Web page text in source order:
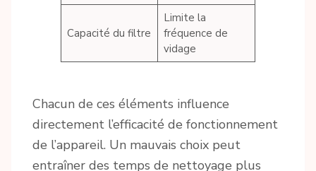
Capacité du filtre
Limite la
fréquence de
vidage
Chacun de ces éléments influence
directement l’efficacité de fonctionnement
de l’appareil. Un mauvais choix peut
entraîner des temps de nettoyage plus